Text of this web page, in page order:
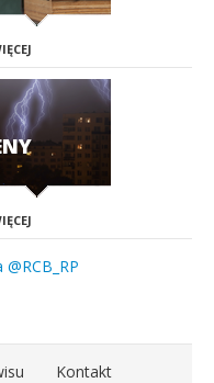
Kontakt